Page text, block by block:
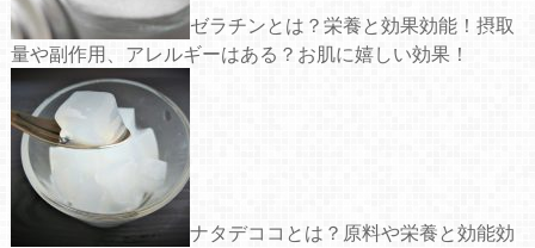
ゼラチンとは？栄養と効果効能！摂取
量や副作用、アレルギーはある？お肌に嬉しい効果！
ナタデココとは？原料や栄養と効能効